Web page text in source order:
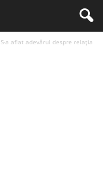
a aflat adevărul despre relaţia